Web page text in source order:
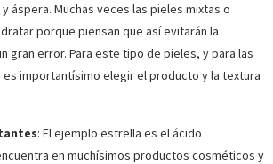
áspera. Muchas veces las pieles mixtas o
porque piensan que así evitarán la
gran error. Para este tipo de pieles, y para las
importantísimo elegir el producto y la textura
: El ejemplo estrella es el ácido
en muchísimos productos cosméticos y